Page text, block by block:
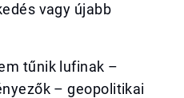
vagy újabb
tűnik lufinak –
– geopolitikai